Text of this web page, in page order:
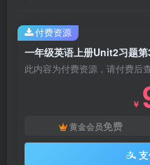
一年级英语上册Unit2习题第
此内容为付费资源，请付费后
￥
黄金会员免费
付费资源